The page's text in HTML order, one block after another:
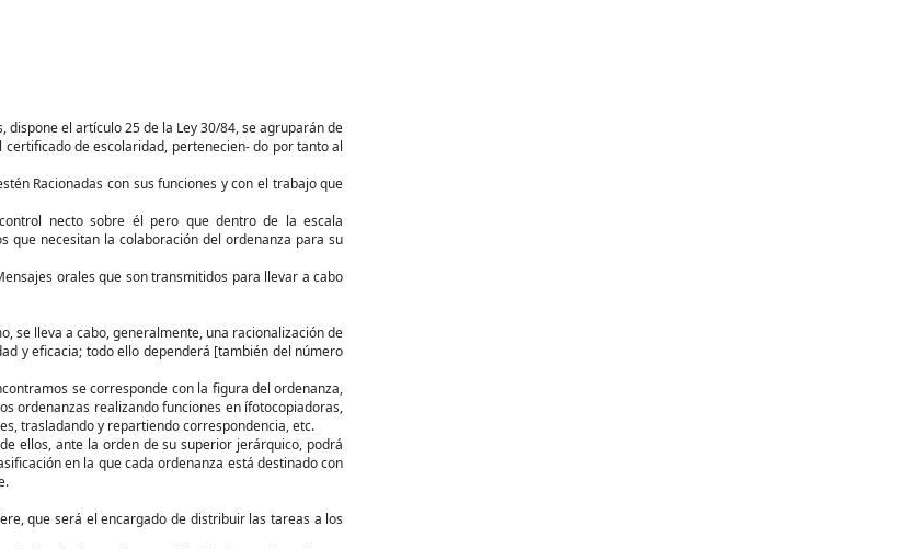
el artículo 25 de la Ley 30/84, se agruparán de
de escolaridad, pertenecien- do por tanto al
Racionadas con sus funciones y con el trabajo que
necto sobre él pero que dentro de la escala
que necesitan la colaboración del ordenanza para su
orales que son transmitidos para llevar a cabo
se lleva a cabo, generalmente, una racionalización de
y eficacia; todo ello dependerá [también del número
se corresponde con la figura del ordenanza,
ordenanzas realizando funciones en ífotocopiadoras,
trasladando y repartiendo correspondencia, etc.
ellos, ante la orden de su superior jerárquico, podrá
en la que cada ordenanza está destinado con
que será el encargado de distribuir las tareas a los